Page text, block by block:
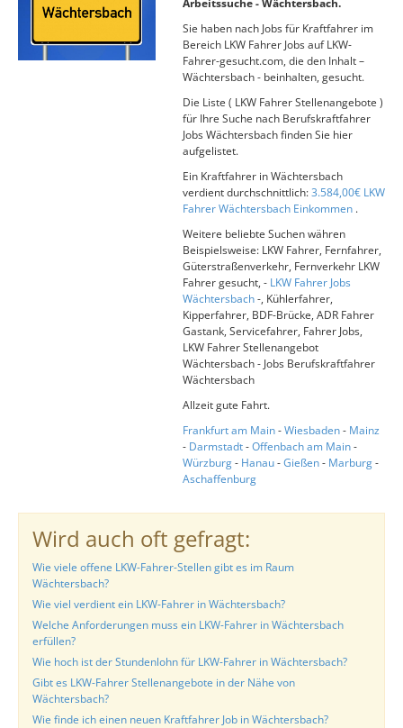
Arbeitssuche - Wächtersbach.
Sie haben nach Jobs für Kraftfahrer im
Bereich LKW Fahrer Jobs auf LKW-
Fahrer-gesucht.com, die den Inhalt –
Wächtersbach - beinhalten, gesucht.
Die Liste ( LKW Fahrer Stellenangebote )
für Ihre Suche nach Berufskraftfahrer
Jobs Wächtersbach finden Sie hier
aufgelistet.
Ein Kraftfahrer in Wächtersbach
verdient durchschnittlich:3.584,00€ LKW
Fahrer Wächtersbach Einkommen .
Weitere beliebte Suchen währen
Beispielsweise: LKW Fahrer, Fernfahrer,
Güterstraßenverkehr, Fernverkehr LKW
Fahrer gesucht, - LKW Fahrer Jobs
Wächtersbach-, Kühlerfahrer,
Kipperfahrer, BDF-Brücke, ADR Fahrer
Gastank, Servicefahrer, Fahrer Jobs,
LKW Fahrer Stellenangebot
Wächtersbach - Jobs Berufskraftfahrer
Wächtersbach
Allzeit gute Fahrt.
Frankfurt am Main-Wiesbaden- Mainz
- Darmstadt-Offenbach am Main-
Würzburg- Hanau-Gießen- Marburg-
Aschaffenburg
Wird auch oft gefragt:
Wie viele offene LKW-Fahrer-Stellen gibt es im Raum
Wächtersbach?
Wie viel verdient ein LKW-Fahrer in Wächtersbach?
Welche Anforderungen muss ein LKW-Fahrer in Wächtersbach
erfüllen?
Wie hoch ist der Stundenlohn für LKW-Fahrer in Wächtersbach?
Gibt es LKW-Fahrer Stellenangebote in der Nähe von
Wächtersbach?
Wie finde ich einen neuen Kraftfahrer Job in Wächtersbach?